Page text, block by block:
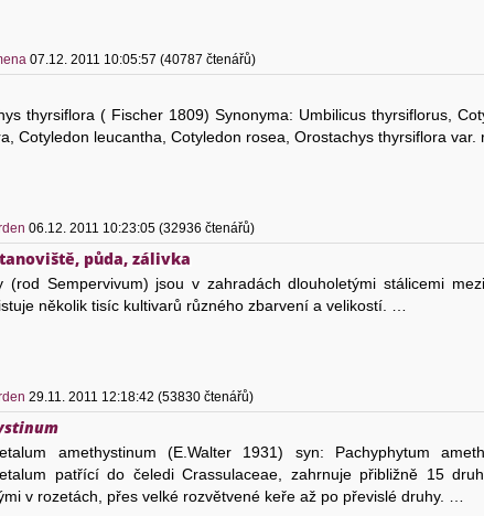
07.12. 2011 10:05:57 (40787 čtenářů)
thyrsiflora ( Fischer 1809) Synonyma: Umbilicus thyrsiflorus,
Cotyledon leucantha, Cotyledon rosea, Orostachys thyrsiflora var.
06.12. 2011 10:23:05 (32936 čtenářů)
půda, zálivka
(rod Sempervivum) jsou v zahradách dlouholetými stálicemi
několik tisíc kultivarů různého zbarvení a velikostí. …
29.11. 2011 12:18:42 (53830 čtenářů)
amethystinum (E.Walter 1931) syn: Pachyphytum
patřící do čeledi Crassulaceae, zahrnuje přibližně 15
v rozetách, přes velké rozvětvené keře až po převislé druhy. …